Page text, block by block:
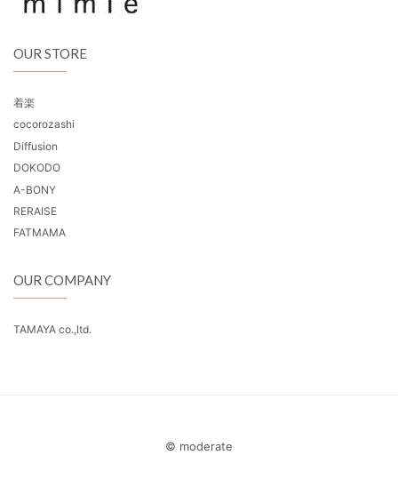
OUR STORE
着楽
cocorozashi
Diffusion
DOKODO
A-BONY
RERAISE
FATMAMA
OUR COMPANY
TAMAYA co.,ltd.
© moderate